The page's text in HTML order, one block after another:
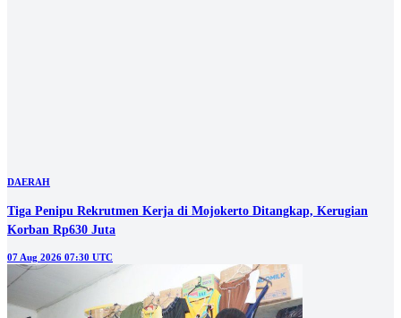
Petugas Temukan Sajam Rakitan di Blok Hunian Lapas Mojokerto
07 Aug 2026 03:30 UTC